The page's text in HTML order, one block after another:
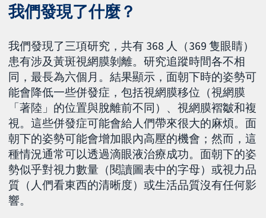
我們發現了什麼？
我們發現了三項研究，共有 368 人（369 隻眼睛）
患有涉及黃斑視網膜剝離。研究追蹤時間各不相
同，最長為六個月。結果顯示，面朝下時的姿勢可
能會降低一些併發症，包括視網膜移位（視網膜
「著陸」的位置與脫離前不同）、視網膜褶皺和複
視。這些併發症可能會給人們帶來很大的麻煩。面
朝下的姿勢可能會增加眼內高壓的機會；然而，這
種情況通常可以透過滴眼液治療成功。面朝下的姿
勢似乎對視力數量（閱讀圖表中的字母）或視力品
質（人們看東西的清晰度）或生活品質沒有任何影
響。